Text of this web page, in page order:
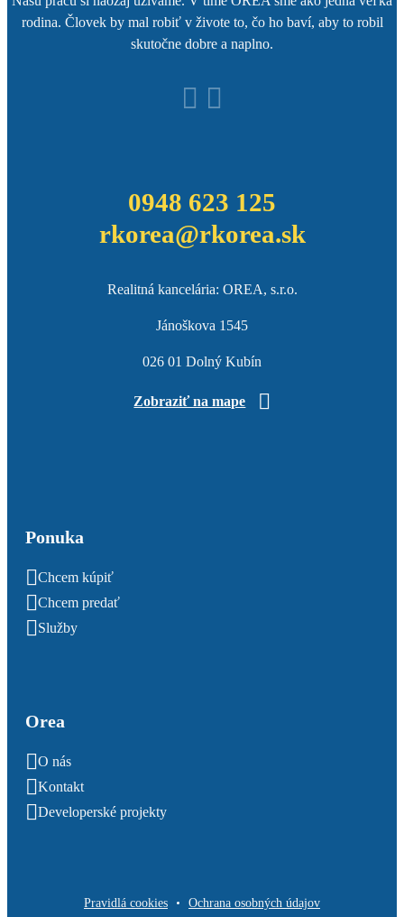
rodina. Človek by mal robiť v živote to, čo ho baví, aby to robil
skutočne dobre a naplno.
0948 623 125
rkorea@rkorea.sk
Realitná kancelária: OREA, s.r.o.
Jánoškova 1545
026 01 Dolný Kubín
Zobraziť na mape
Ponuka
Chcem kúpiť
Chcem predať
Služby
Orea
O nás
Kontakt
Developerské projekty
Pravidlá cookies Ochrana osobných údajov